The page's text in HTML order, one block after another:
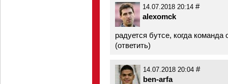
14.07.2018 20:14 #
alexomck
радуется бутсе, когда
(ответить)
14.07.2018 20:04 #
ben-arfa